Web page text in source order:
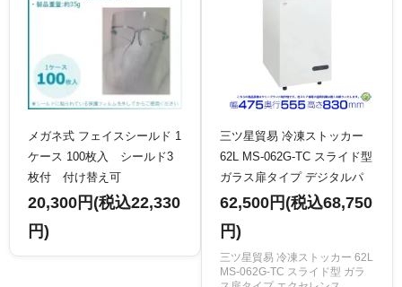
メガネ式 フェイスシールド 1
ケース 100枚入 シールド3
枚付 付け替え可
20,300円(税込22,330
円)
三ツ星貿易 冷凍ストッカー
62L MS-062G-TC スライド型
ガラス扉タイプ デジタルパ
ネル エクセレンス
62,500円(税込68,750
円)
三ツ星貿易 冷凍ストッカー 62L
MS-062G-TC スライド型 ガラ